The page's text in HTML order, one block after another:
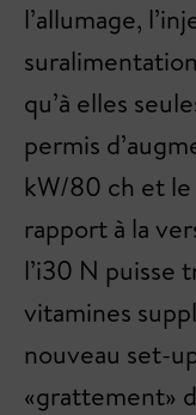
l’allumage,
qu’à elles
permis
kW/80 ch et
rapport à la
l’i30 N puisse
vitamines
nouveau set-
«grattement»